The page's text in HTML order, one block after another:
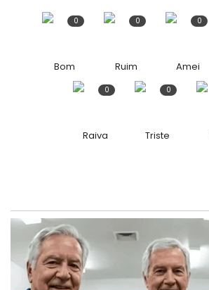
Bom
0
Ruim
0
Amei
0
Raiva
0
Triste
0